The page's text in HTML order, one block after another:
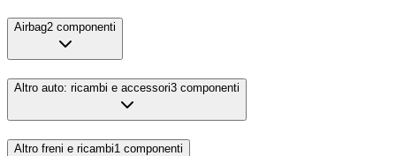
Airbag2 componenti
Altro auto: ricambi e accessori3 componenti
Altro freni e ricambi1 componenti